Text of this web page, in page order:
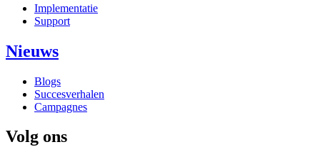
Implementatie
Support
Nieuws
Blogs
Succesverhalen
Campagnes
Volg ons